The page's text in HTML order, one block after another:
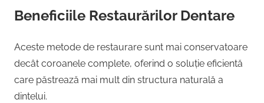
Beneficiile Restaurărilor Dentare
Aceste metode de restaurare sunt mai conservatoare
decât coroanele complete, oferind o soluție eficientă
care păstrează mai mult din structura naturală a
dintelui.